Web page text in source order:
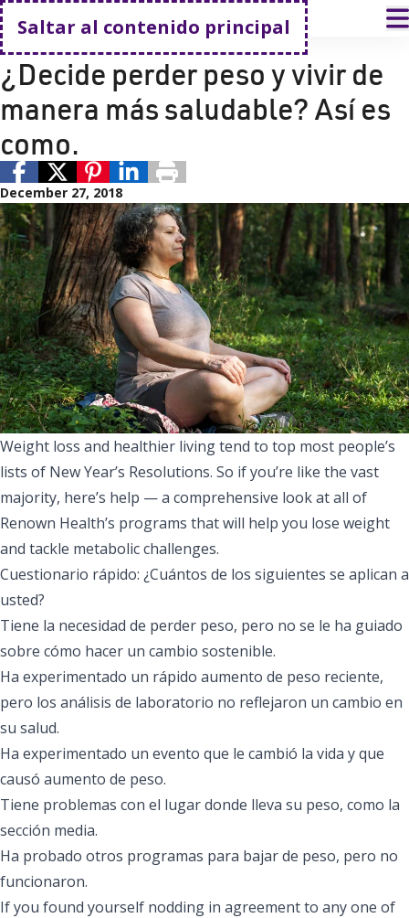
Saltar al contenido principal
Volver a casa
Prevención y bienestar
¿Decide perder peso y vivir de
manera más saludable? Así es
como.
December 27, 2018
Weight loss and healthier living tend to top most people’s
lists of New Year’s Resolutions. So if you’re like the vast
majority, here’s help — a comprehensive look at all of
Renown Health’s programs that will help you lose weight
and tackle metabolic challenges.
Cuestionario rápido: ¿Cuántos de los siguientes se aplican a
usted?
Tiene la necesidad de perder peso, pero no se le ha guiado
sobre cómo hacer un cambio sostenible.
Ha experimentado un rápido aumento de peso reciente,
pero los análisis de laboratorio no reflejaron un cambio en
su salud.
Ha experimentado un evento que le cambió la vida y que
causó aumento de peso.
Tiene problemas con el lugar donde lleva su peso, como la
sección media.
Ha probado otros programas para bajar de peso, pero no
funcionaron.
If you found yourself nodding in agreement to any one of